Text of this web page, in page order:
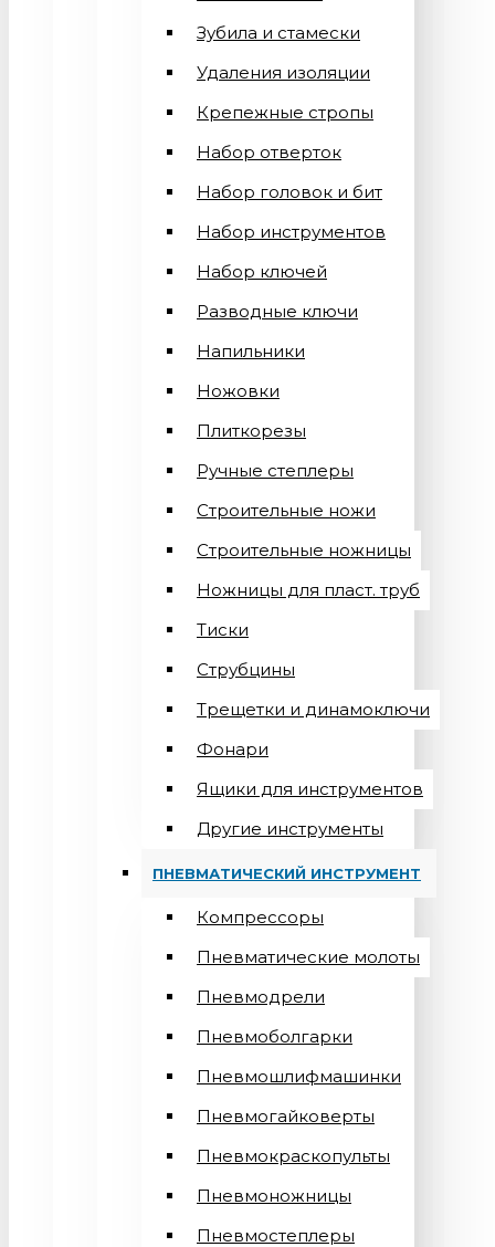
Зубила и стамески
Удаления изоляции
Крепежные стропы
Набор отверток
Набор головок и бит
Набор инструментов
Набор ключей
Разводные ключи
Напильники
Ножовки
Плиткорезы
Ручные степлеры
Строительные ножи
Строительные ножницы
Ножницы для пласт. труб
Тиски
Струбцины
Трещетки и динамоключи
Фонари
Ящики для инструментов
Другие инструменты
ПНЕВМАТИЧЕСКИЙ ИНСТРУМЕНТ
Компрессоры
Пневматические молоты
Пневмодрели
Пневмоболгарки
Пневмошлифмашинки
Пневмогайковерты
Пневмокраскопульты
Пневмоножницы
Пневмостеплеры